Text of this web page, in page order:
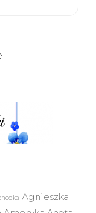
Agnieszka